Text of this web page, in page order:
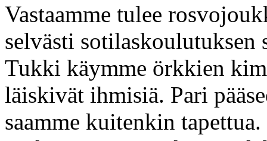
Vastaamme tulee
selvästi sotilaskoulutuksen
Tukki käymme örkkien
läiskivät ihmisiä. Pari
saamme kuitenkin